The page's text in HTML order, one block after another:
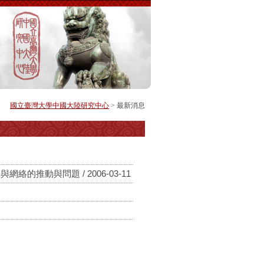
國立臺灣大學中國大陸研究中心 > 最新消息
網絡的推動與問題 / 2006-03-11